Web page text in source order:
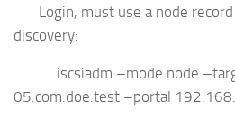
Login, must use a node record
discovery:
iscsiadm –mode node
05.com.doe:test –portal